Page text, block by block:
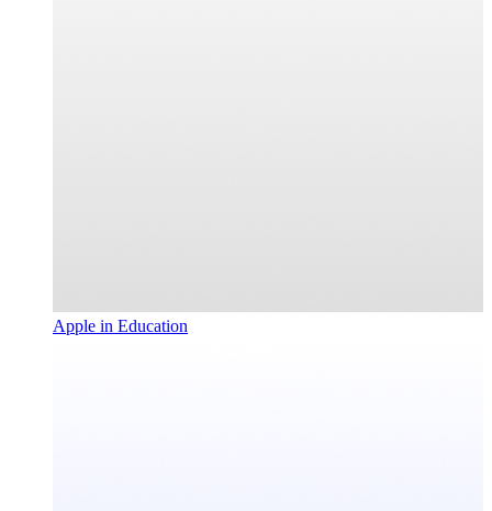
Apple in Education